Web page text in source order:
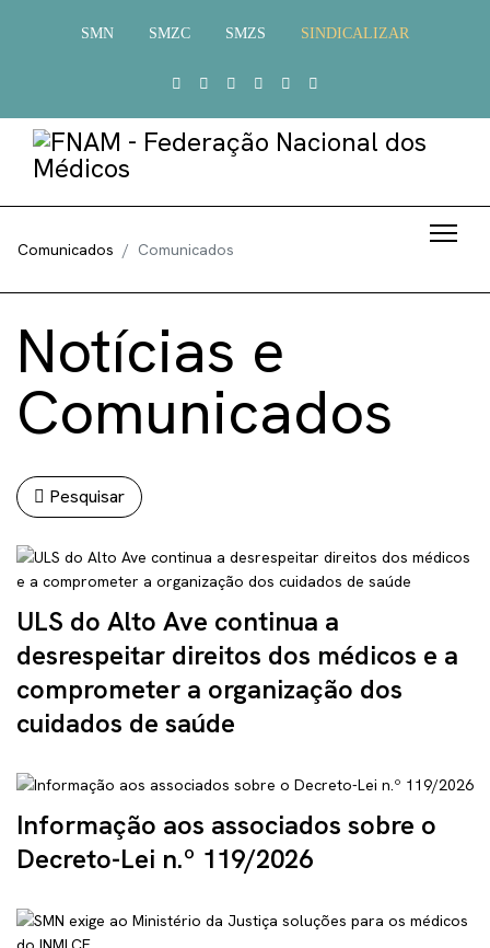
SMN SMZC SMZS SINDICALIZAR
Comunicados Comunicados
Notícias e
Comunicados
Pesquisar
ULS do Alto Ave continua a
desrespeitar direitos dos médicos e a
comprometer a organização dos
cuidados de saúde
Informação aos associados sobre o
Decreto-Lei n.º 119/2026